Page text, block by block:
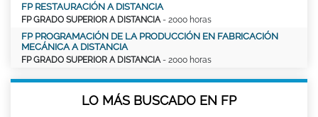
FP RESTAURACIÓN A DISTANCIA
FP GRADO SUPERIOR A DISTANCIA - 2000 horas
FP PROGRAMACIÓN DE LA PRODUCCIÓN EN FABRICACIÓN
MECÁNICA A DISTANCIA
FP GRADO SUPERIOR A DISTANCIA - 2000 horas
LO MÁS BUSCADO EN FP